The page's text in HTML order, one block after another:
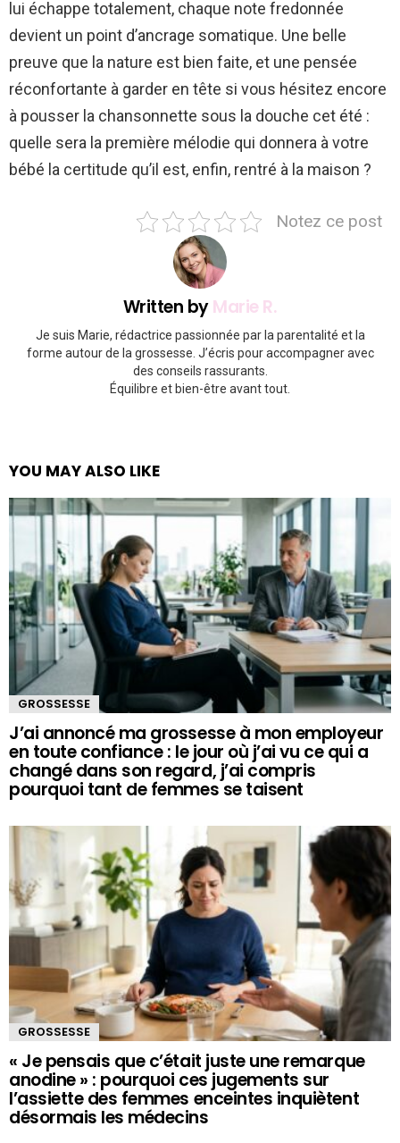
lui échappe totalement, chaque note fredonnée
devient un point d’ancrage somatique. Une belle
preuve que la nature est bien faite, et une pensée
réconfortante à garder en tête si vous hésitez encore
à pousser la chansonnette sous la douche cet été :
quelle sera la première mélodie qui donnera à votre
bébé la certitude qu’il est, enfin, rentré à la maison ?
Notez ce post
Written byMarie R.
Je suis Marie, rédactrice passionnée par la parentalité et la
forme autour de la grossesse. J’écris pour accompagner avec
des conseils rassurants.
Équilibre et bien-être avant tout.
YOU MAY ALSO LIKE
GROSSESSE
J’ai annoncé ma grossesse à mon employeur
en toute confiance : le jour où j’ai vu ce qui a
changé dans son regard, j’ai compris
pourquoi tant de femmes se taisent
GROSSESSE
« Je pensais que c’était juste une remarque
anodine » : pourquoi ces jugements sur
l’assiette des femmes enceintes inquiètent
désormais les médecins